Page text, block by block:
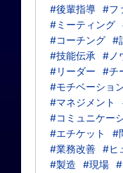
#後輩指導 #フ
#ミーティング
#コーチング #
#技能伝承
#ノ
#リーダー
#チ
#モチベーショ
#マネジメント
#コミュニケー
#エチケット
#
#業務改善 #ヒ
#製造
#現場